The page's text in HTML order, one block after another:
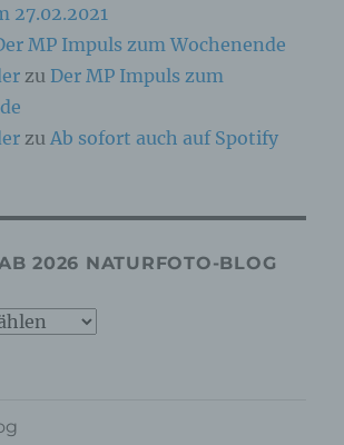
27.02.2021
MP Impuls zum Wochenende
zu Der MP Impuls zum
zu Ab sofort auch auf Spotify
2026 NATURFOTO-BLOG
Verfahren ausgeführte Vorgang
Vorgangsreihe im
mit personenbezogenen Daten
das Erfassen, die
das Ordnen, die Speicherung, die
oder Veränderung, das Auslesen,
die Verwendung, die Offenlegung
die Vernichtung.